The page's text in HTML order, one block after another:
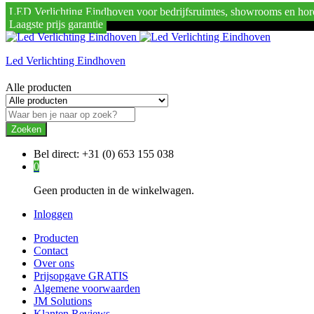
LED Verlichting Eindhoven voor bedrijfsruimtes, showrooms en
Laagste prijs garantie
Led Verlichting Eindhoven
Alle producten
Zoeken
Bel direct: +31 (0) 653 155 038
0
Geen producten in de winkelwagen.
Inloggen
Producten
Contact
Over ons
Prijsopgave GRATIS
Algemene voorwaarden
JM Solutions